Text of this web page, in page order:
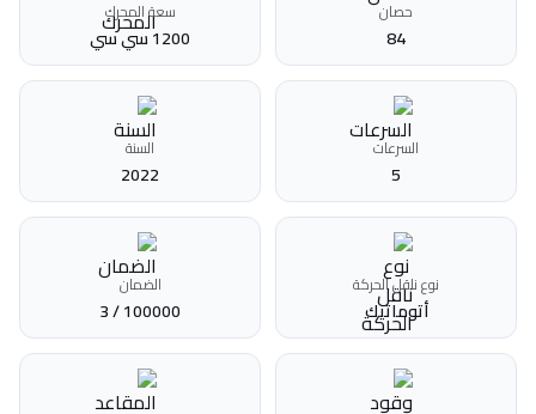
حصان
84
سعة المحرك
1200 سي سي
السرعات
5
السنة
2022
نوع ناقل الحركة
أتوماتيك‎
الضمان
100000 / 3